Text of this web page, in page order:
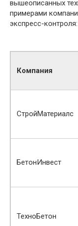
вышеописанных
примерами
экспресс-контроля:
Компания
СтройМатериалс
БетонИнвест
ТехноБетон